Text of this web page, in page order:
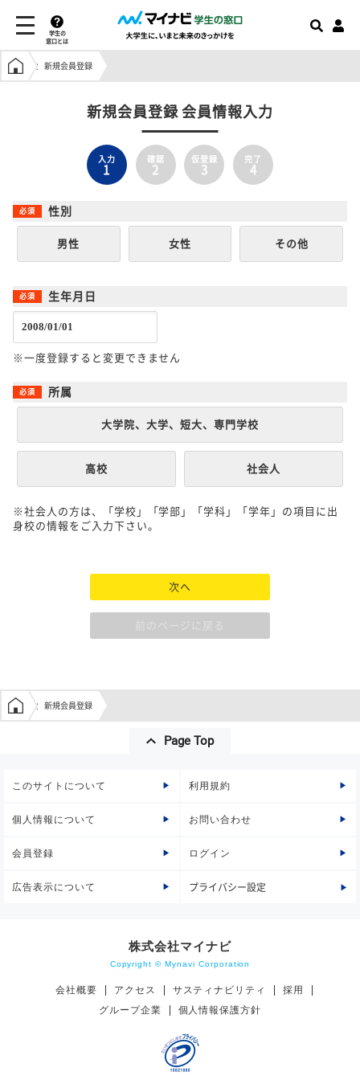
学生の
窓口とは
学生の窓口トップ
新規会員登録
新規会員登録 会員情報入力
入力
1
確認
2
仮登録
3
完了
4
性別
男性 女性 その他
生年月日
※一度登録すると変更できません
所属
大学院、大学、短大、専門学校
高校 社会人
※社会人の方は、「学校」「学部」「学科」「学年」の項目に出
身校の情報をご入力下さい。
次へ
前のページに戻る
学生の窓口トップ
新規会員登録
Page Top
このサイトについて 利用規約
個人情報について お問い合わせ
会員登録 ログイン
広告表示について プライバシー設定
株式会社マイナビ
Copyright © Mynavi Corporation
会社概要 アクセス サスティナビリティ
採用
グループ企業
個人情報保護方針